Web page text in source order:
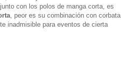
con los polos de manga corta, es
, peor es su combinación con corbata.
inadmisible para eventos de cierta